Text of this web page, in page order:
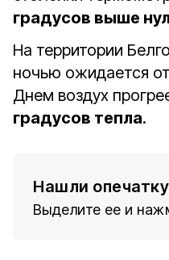
градусов выше
На территории
ночью ожидается от
Днем воздух
градусов тепла.
Нашли
Выделите ее и